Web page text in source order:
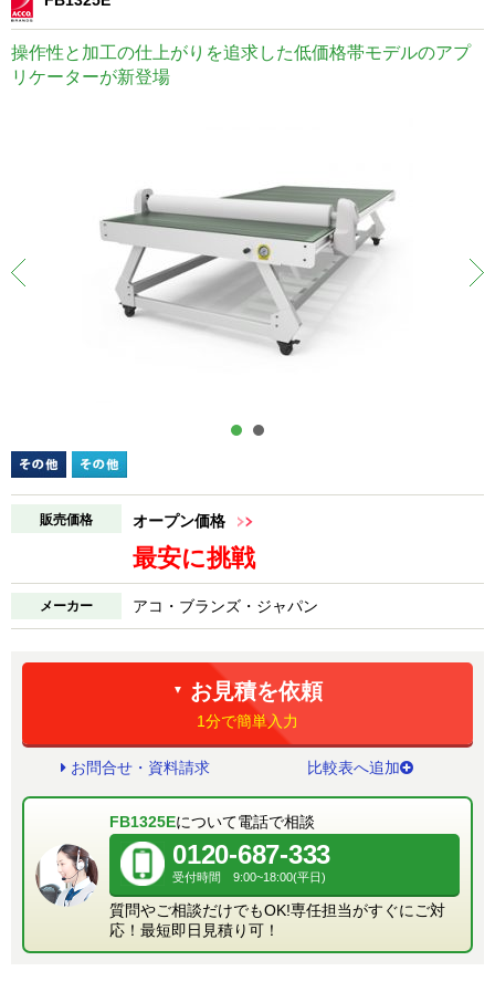
操作性と加工の仕上がりを追求した低価格帯モデルのアプ
リケーターが新登場
販売価格 オープン価格
最安に挑戦
メーカー アコ・ブランズ・ジャパン
▼ お見積を依頼
1分で簡単入力
お問合せ・資料請求 比較表へ追加
FB1325Eについて電話で相談
0120-687-333
受付時間 9:00~18:00(平日)
質問やご相談だけでもOK!専任担当がすぐにご対
応！最短即日見積り可！